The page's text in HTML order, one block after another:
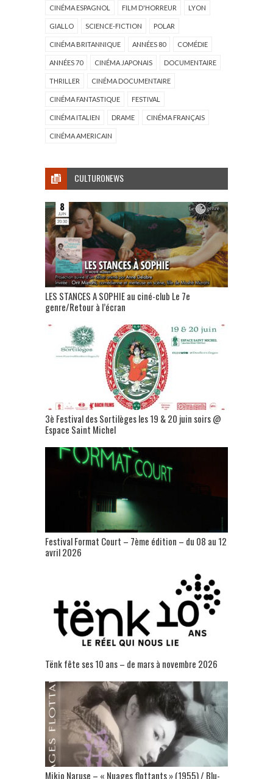
CINÉMA ESPAGNOL FILM D'HORREUR LYON
GIALLO SCIENCE-FICTION POLAR
CINÉMA BRITANNIQUE ANNÉES 80 COMÉDIE
ANNÉES 70 CINÉMA JAPONAIS DOCUMENTAIRE
THRILLER CINÉMA DOCUMENTAIRE
CINÉMA FANTASTIQUE FESTIVAL
CINÉMA ITALIEN DRAME CINÉMA FRANÇAIS
CINÉMA AMERICAIN
CULTURONEWS
LES STANCES A SOPHIE au ciné-club Le 7e
genre/Retour à l’écran
3è Festival des Sortilèges les 19 & 20 juin soirs @
Espace Saint Michel
Festival Format Court – 7ème édition – du 08 au 12
avril 2026
Tënk fête ses 10 ans – de mars à novembre 2026
Mikio Naruse – « Nuages flottants » (1955) / Blu-